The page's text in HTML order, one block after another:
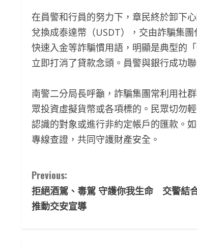
在員警和行員的努力下，章民終於卸下
兌換成泰達幣（USDT），交由詐騙集
快速入金等詐騙慣用語，明顯是典型的
立即打消了貸款念頭。員警與銀行成功
南警二分局長呼籲，詐騙集團常利用社
眾投資虛擬貨幣或各項標的。民眾切勿
認識的對象或進行非約定帳戶的匯款。
專線查證，共同守護財產安全。
C
o
Previous:
拒絕酒駕、毒駕 守護你我生命 交警結
推動交安宣導